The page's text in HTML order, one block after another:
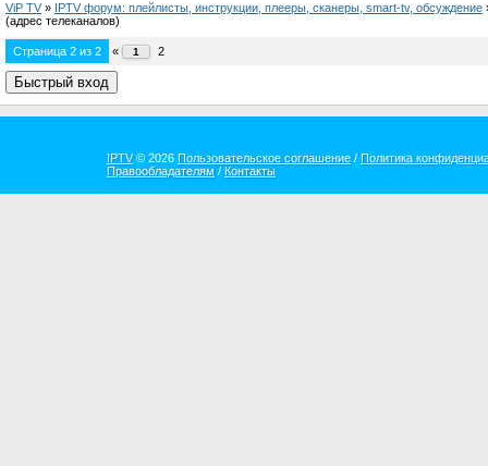
ViP TV » IPTV форум: плейлисты, инструкции, плееры, сканеры, smart-tv, обсуждение
(адрес телеканалов)
Страница 2 из 2 « 1 2
IPTV© 2026 Пользовательское соглашение / Политика
Правообладателям / Контакты